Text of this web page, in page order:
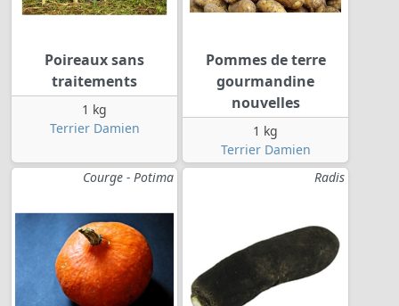
Poireaux sans
traitements
1 kg
Terrier Damien
Pommes de terre
gourmandine
nouvelles
1 kg
Terrier Damien
Courge - Potima
Radis